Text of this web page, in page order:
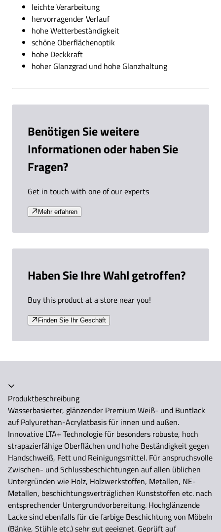
hoher Glanzgrad und hohe Glanzhaltung
Benötigen Sie weitere
Informationen oder haben Sie
Fragen?
Get in touch with one of our experts
Mehr erfahren
Haben Sie Ihre Wahl getroffen?
Buy this product at a store near you!
Finden Sie Ihr Geschäft
Akkordeon zusammengeklappt
Produktbeschreibung
Wasserbasierter, glänzender Premium Weiß- und Buntlack
auf Polyurethan-Acrylatbasis für innen und außen.
Innovative LTA+ Technologie für besonders robuste, hoch
strapazierfähige Oberflächen und hohe Beständigkeit gegen
Handschweiß, Fett und Reinigungsmittel. Für anspruchsvolle
Zwischen- und Schlussbeschichtungen auf allen üblichen
Untergründen wie Holz, Holzwerkstoffen, Metallen, NE-
Metallen, beschichtungsverträglichen Kunststoffen etc. nach
entsprechender Untergrundvorbereitung. Hochglänzende
Lacke sind ebenfalls für die farbige Beschichtung von Möbeln
(Bänke, Stühle etc.) sehr gut geeignet. Geprüft auf